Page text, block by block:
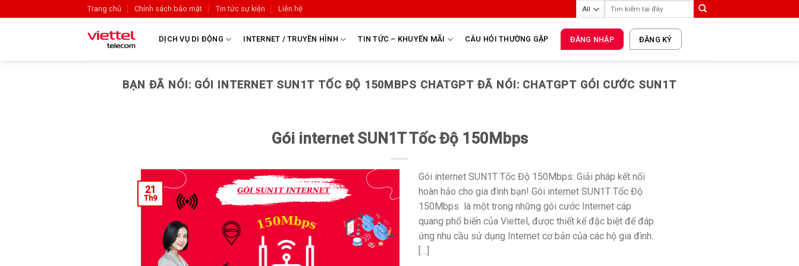
Trang chủ Chính sách bảo mật Tin tức sự kiện Liên hệ
DỊCH VỤ DI ĐỘNG INTERNET / TRUYỀN HÌNH TIN TỨC – KHUYẾN MÃI CÂU HỎI THƯỜNG GẶP ĐĂNG NHẬP ĐĂNG KÝ
BẠN ĐÃ NÓI: GÓI INTERNET SUN1T TỐC ĐỘ 150MBPS CHATGPT ĐÃ NÓI: CHATGPT GÓI CƯỚC SUN1T
Gói internet SUN1T Tốc Độ 150Mbps
21
Th9
Gói internet SUN1T Tốc Độ 150Mbps: Giải pháp kết nối
hoàn hảo cho gia đình bạn! Gói internet SUN1T Tốc Độ
150Mbps là một trong những gói cước Internet cáp
quang phổ biến của Viettel, được thiết kế đặc biệt để đáp
ứng nhu cầu sử dụng Internet cơ bản của các hộ gia đình.
[…]